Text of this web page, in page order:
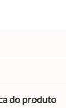
do produto